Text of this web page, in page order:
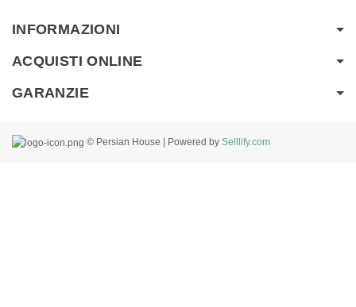
INFORMAZIONI
ACQUISTI ONLINE
GARANZIE
© Persian House | Powered by Selllify.com